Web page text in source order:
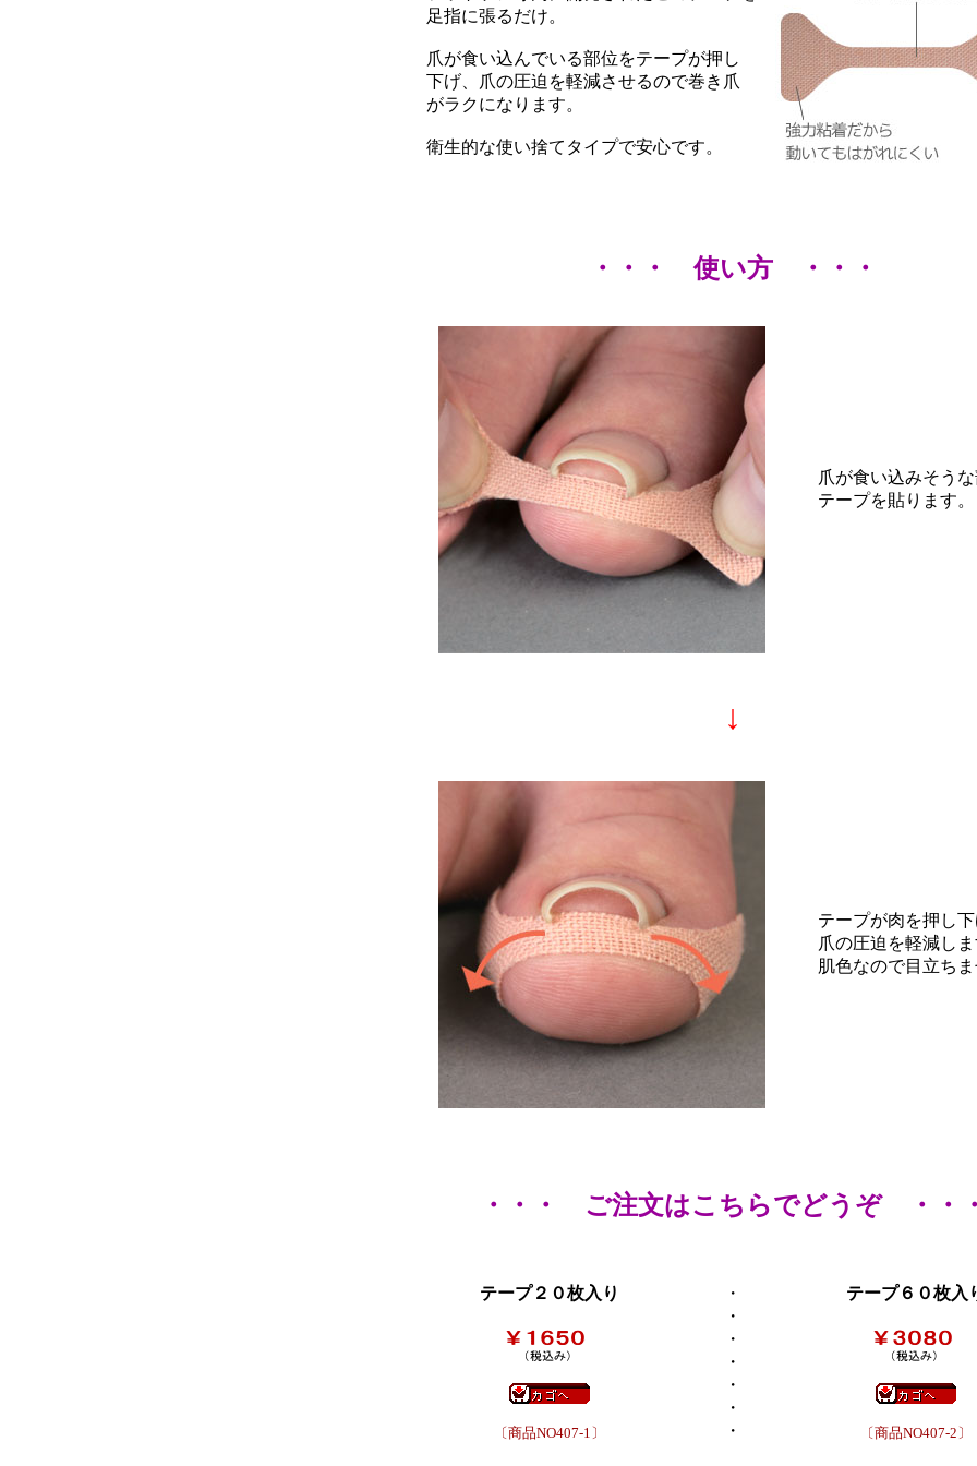
足指に張るだけ。
爪が食い込んでいる部位をテープが押し
下げ、爪の圧迫を軽減させるので巻き爪
がラクになります。
衛生的な使い捨てタイプで安心です。
・・・ 使い方 ・・・
爪が食い込みそう
テープを貼ります。
↓
テープが肉を押し
爪の圧迫を軽減し
肌色なので目立ち
・・・ ご注文はこちらでどうぞ ・・
テープ２０枚入り
〔商品NO407-1〕
・
・
・
・
・
・
・
テープ６０枚入
〔商品NO407-2〕